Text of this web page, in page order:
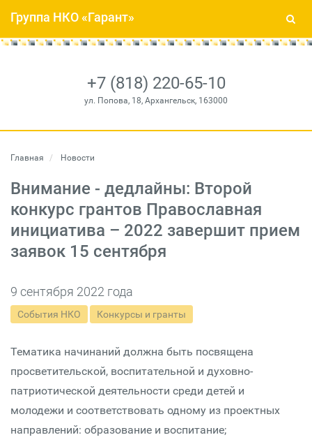
+7 (818) 220-65-10
ул. Попова, 18, Архангельск, 163000
Группа НКО «Гарант»
Главная Новости
Внимание - дедлайны: Второй
конкурс грантов Православная
инициатива – 2022 завершит прием
заявок 15 сентября
9 сентября 2022 года
События НКО Конкурсы и гранты
Тематика начинаний должна быть посвящена
просветительской, воспитательной и духовно-
патриотической деятельности среди детей и
молодежи и соответствовать одному из проектных
направлений: образование и воспитание;